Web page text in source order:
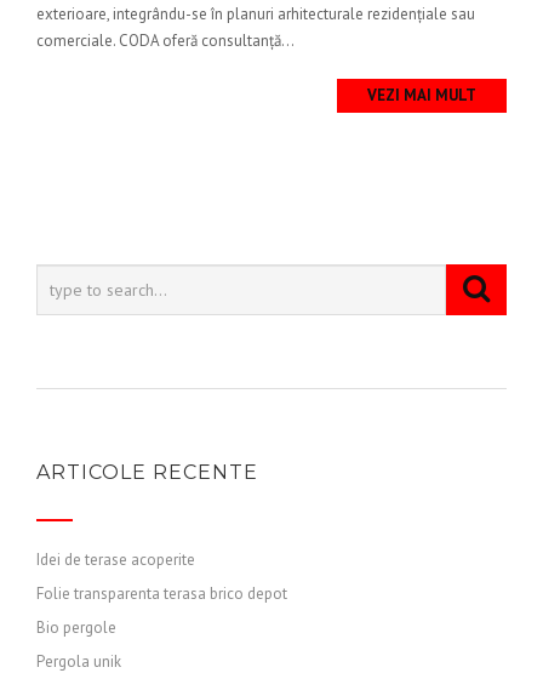
exterioare, integrându-se în planuri arhitecturale rezidențiale sau
comerciale. CODA oferă consultanță...
VEZI MAI MULT
ARTICOLE RECENTE
Idei de terase acoperite
Folie transparenta terasa brico depot
Bio pergole
Pergola unik